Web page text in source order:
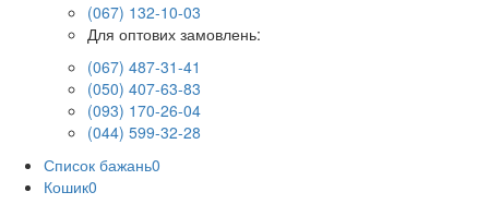
(067) 132-10-03
Для оптових замовлень:
(067) 487-31-41
(050) 407-63-83
(093) 170-26-04
(044) 599-32-28
Список бажань0
Кошик0